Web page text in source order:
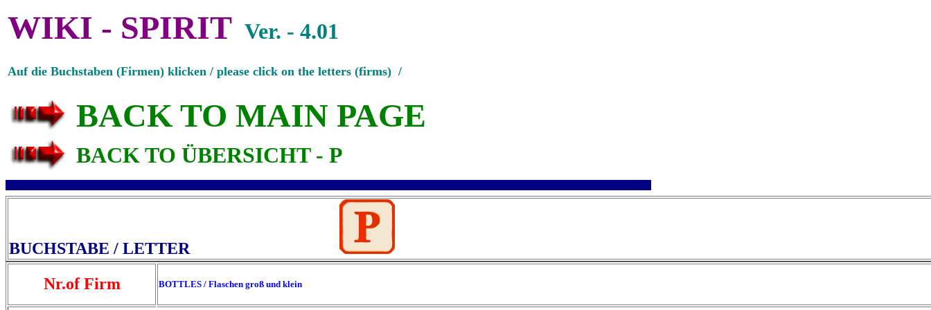
WIKI - SPIRIT Ver. - 4.01
Auf die Buchstaben (Firmen) klicken / please click on the letters (firms) /
BACK TO MAIN PAGE
BACK TO ÜBERSICHT - P
BUCHSTABE / LETTER
Nr.of Firm
BOTTLES / Flaschen groß und klein